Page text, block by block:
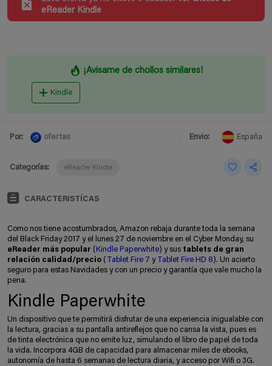
eReader Kindle
¡Avisame de chollos similares!
Kindle
Por: ofertas Envio: España
Categorías: eReader Kindle
CARACTERISTÍCAS
Como nos tiene acostumbrados, Amazon rebaja durante toda la semana
del Black Friday 2017 y el lunes 27 de noviembre en el Cyber Monday, su
eReader más popular ( Kindle Paperwhite) y sus tablets de gran
relación calidad/precio ( Tablet Fire 7 y Tablet Fire HD 8 ). Un acierto
seguro para estas Navidades y con un precio y garantía que vale mucho la
pena.
Kindle Paperwhite
Un dispositivo que te permitirá disfrutar de una experiencia inigualable con
la lectura, gracias a su pantalla antireflejos que no cansa la vista, pues es
de tinta electrónica que no emite luz, simulando el libro de papel de toda
la vida. Incorpora 4GB de capacidad para almacenar miles de ebooks,
autonomía de hasta 6 semanas de lectura diaria, y acceso por Wifi o 3G.